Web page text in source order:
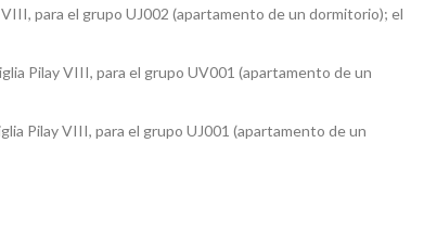
para el grupo UJ002 (apartamento de un dormitorio); el
Pilay VIII, para el grupo UV001 (apartamento de un
Pilay VIII, para el grupo UJ001 (apartamento de un